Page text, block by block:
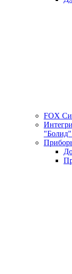
FOX
"Болид"